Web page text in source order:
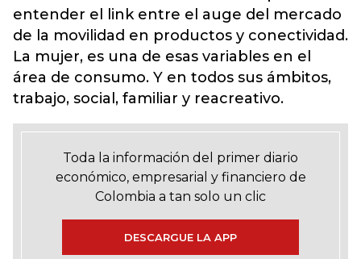
entender el link entre el auge del mercado
de la movilidad en productos y conectividad.
La mujer, es una de esas variables en el
área de consumo. Y en todos sus ámbitos,
trabajo, social, familiar y reacreativo.
Toda la información del primer diario
económico, empresarial y financiero de
Colombia a tan solo un clic
DESCARGUE LA APP